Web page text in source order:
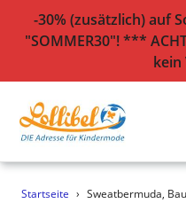
Direkt
-30% (zusätzlich) auf
"SOMMER30"! ***
kein
Startseite › Sweatbermuda,